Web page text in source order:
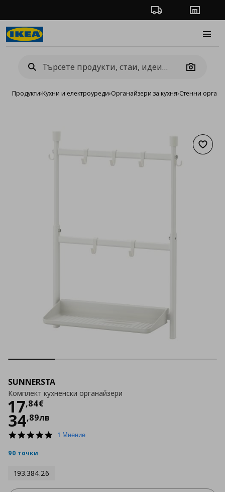
Проследяване на
Camera
Продукти›Кухни и електроуреди›Органайзери за кухня›Стенни
SUNNERSTA
Комплект кухненски органайзери
17,84€
Цена
34,89лв
5.01 Мнение
90 точки
193.384.26